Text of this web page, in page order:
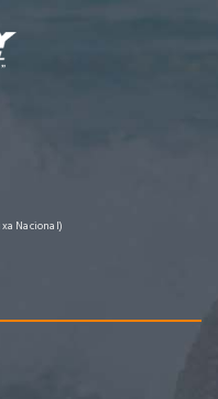
Nacional)